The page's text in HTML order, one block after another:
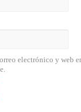
electrónico y web